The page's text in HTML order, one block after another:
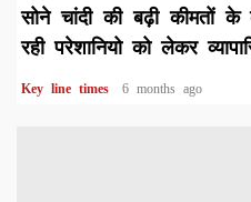
सोने चांदी की बढ़ी कीमतों के
रही परेशानियो को लेकर
Key line times 6 months ago